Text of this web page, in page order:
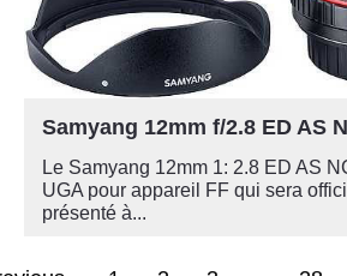
Samyang 12mm f/2.8 ED AS
Le Samyang 12mm 1: 2.8 ED AS
UGA pour appareil FF qui sera
présenté à...